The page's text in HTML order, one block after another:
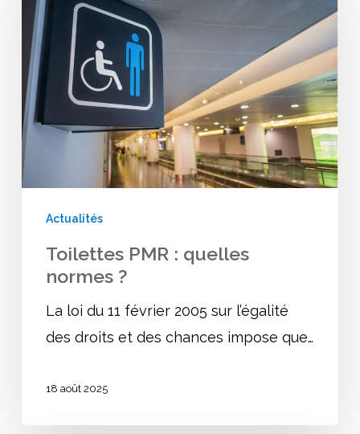
Actualités
Toilettes PMR : quelles
normes ?
La loi du 11 février 2005 sur l’égalité
des droits et des chances impose que…
18 août 2025